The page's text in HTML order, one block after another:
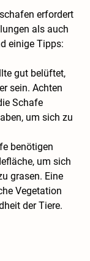
erfordert
als auch
einige Tipps:
gut belüftet,
sein. Achten
Schafe
um sich zu
benötigen
um sich
grasen. Eine
Vegetation
der Tiere.